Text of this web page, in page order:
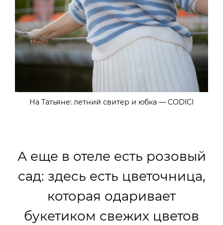
На Татьяне: летний свитер и юбка — CODICI
А еще в отеле есть розовый
сад: здесь есть цветочница,
которая одаривает
букетиком свежих цветов